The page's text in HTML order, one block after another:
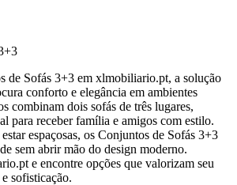
de Sofás 3+3 em xlmobiliario.pt, a solução
conforto e elegância em ambientes
combinam dois sofás de três lugares,
para receber família e amigos com estilo.
espaçosas, os Conjuntos de Sofás 3+3
sem abrir mão do design moderno.
e encontre opções que valorizam seu
sofisticação.